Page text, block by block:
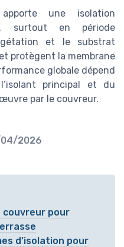
une isolation
surtout en période
et le substrat
protègent la membrane
globale dépend
principal et du
par le couvreur.
2026
couvreur pour
d’isolation pour